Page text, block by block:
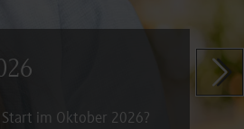
im Oktober 2026?
Zeige